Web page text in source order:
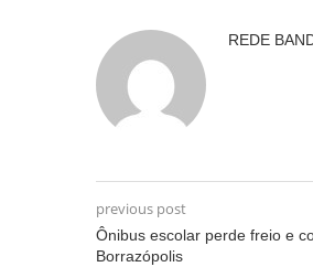
REDE
previous post
Ônibus escolar perde freio e
Borrazópolis